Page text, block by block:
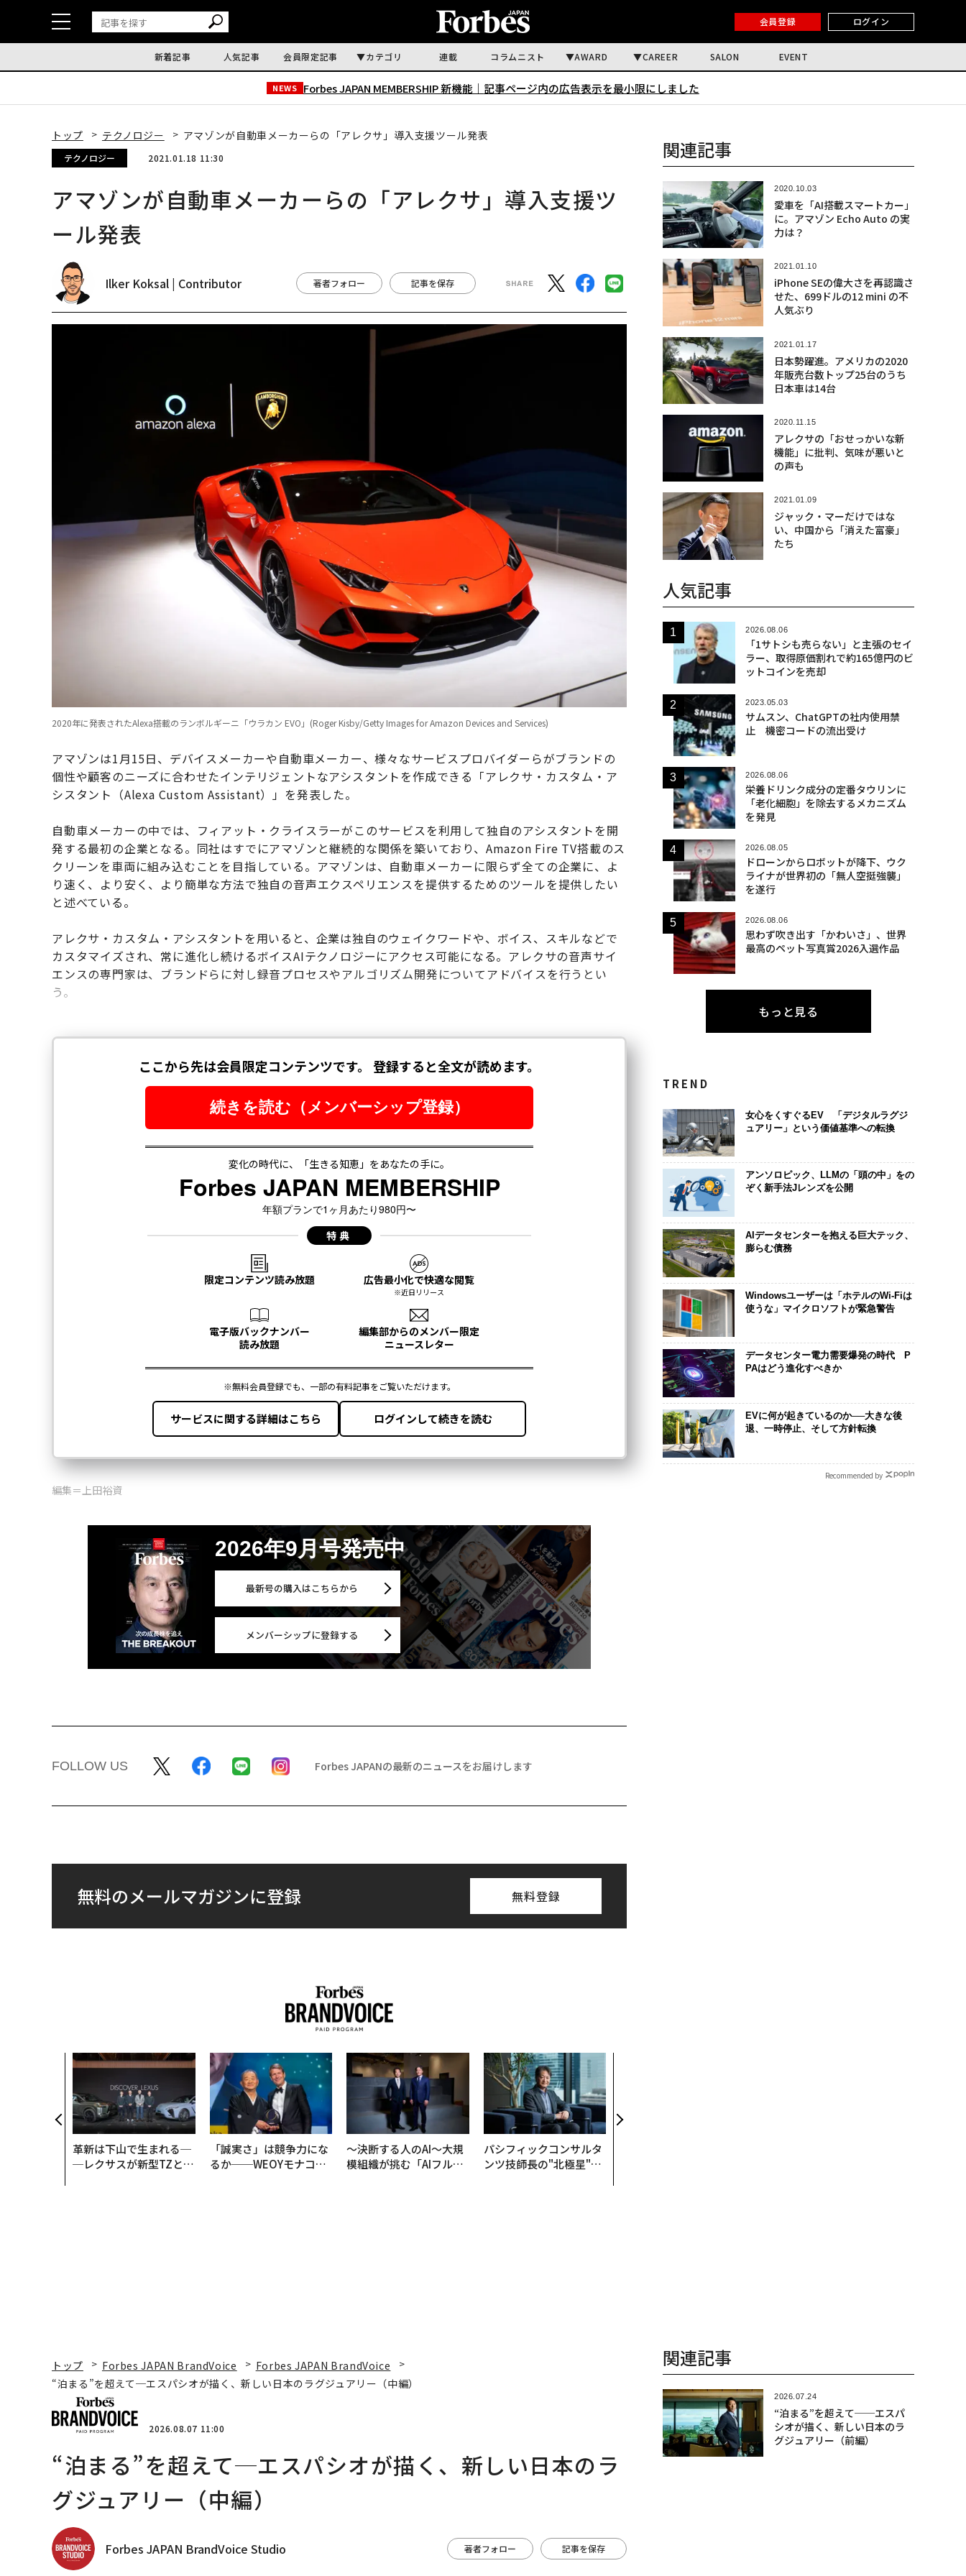
会員登録 ログイン
新着記事 人気記事 会員限定記事 カテゴリ 連載 コラムニスト AWARD CAREER SALON EVENT
NEWS Forbes JAPAN MEMBERSHIP 新機能｜ 記事ページ内の広告表示を最小限にしました
トップ テクノロジー アマゾンが自動車メーカーらの「アレクサ」導入支援ツール発表
テクノロジー 2021.01.18 11:30
アマゾンが自動車メーカーらの「アレクサ」導入支援ツ
ール発表
Ilker Koksal | Contributor 著者フォロー 記事を保存
2020年に発表されたAlexa搭載のランボルギーニ「ウラカン EVO」(Roger Kisby/Getty Images for Amazon Devices and Services)
アマゾンは1月15日、デバイスメーカーや自動車メーカー、様々なサービスプロバイダーらがブランドの
個性や顧客のニーズに合わせたインテリジェントなアシスタントを作成できる「アレクサ・カスタム・ア
シスタント（Alexa Custom Assistant）」を発表した。
自動車メーカーの中では、フィアット・クライスラーがこのサービスを利用して独自のアシスタントを開
発する最初の企業となる。同社はすでにアマゾンと継続的な関係を築いており、Amazon Fire TV搭載のス
クリーンを車両に組み込むことを目指している。アマゾンは、自動車メーカーに限らず全ての企業に、よ
り速く、より安く、より簡単な方法で独自の音声エクスペリエンスを提供するためのツールを提供したい
と述べている。
アレクサ・カスタム・アシスタントを用いると、企業は独自のウェイクワードや、ボイス、スキルなどで
カスタマイズされ、常に進化し続けるボイスAIテクノロジーにアクセス可能になる。アレクサの音声サイ
エンスの専門家は、ブランドらに対し録音プロセスやアルゴリズム開発についてアドバイスを行うとい
う。
編集＝上田裕資
2026年9月号発売中
最新号の購入はこちらから
メンバーシップに登録する
FOLLOW US Forbes JAPANの最新のニュースをお届けします
無料のメールマガジンに登録 無料登録
革新は下山で生まれる─
─レクサスが新型TZとE
「誠実さ」は競争力にな
るか──WEOYモナコで
〜決断する人のAI〜大規
模組織が挑む「AIフル実
パシフィックコンサルタ
ンツ技師長の"北極星"。
関連記事
2020.10.03
愛車を「AI搭載スマートカー」
に。アマゾン Echo Auto の実
力は？
2021.01.10
iPhone SEの偉大さを再認識さ
せた、699ドルの12 mini の不
人気ぶり
2021.01.17
日本勢躍進。アメリカの2020
年販売台数トップ25台のうち
日本車は14台
2020.11.15
アレクサの「おせっかいな新
機能」に批判、気味が悪いと
の声も
2021.01.09
ジャック・マーだけではな
い、中国から「消えた富豪」
たち
人気記事
2026.08.06
「1サトシも売らない」と主張のセイ
ラー、取得原価割れで約165億円のビ
ットコインを売却
2023.05.03
サムスン、ChatGPTの社内使用禁
止 機密コードの流出受け
2026.08.06
栄養ドリンク成分の定番タウリンに
「老化細胞」を除去するメカニズム
を発見
2026.08.05
ドローンからロボットが降下、ウク
ライナが世界初の「無人空挺強襲」
を遂行
2026.08.06
思わず吹き出す「かわいさ」、世界
最高のペット写真賞2026入選作品
もっと見る
TREND
女心をくすぐるEV 「デジタルラグジ
ュアリー」という価値基準への転換
アンソロピック、LLMの「頭の中」をの
ぞく新手法Jレンズを公開
AIデータセンターを抱える巨大テック、
膨らむ債務
Windowsユーザーは「ホテルのWi-Fiは
使うな」マイクロソフトが緊急警告
データセンター電力需要爆発の時代 P
PAはどう進化すべきか
EVに何が起きているのか──大きな後
退、一時停止、そして方針転換
Recommended by
トップ Forbes JAPAN BrandVoice
Forbes JAPAN BrandVoice
“泊まる”を超えて─エスパシオが描く、新しい日本のラグジュアリー（中編）
2026.08.07 11:00
“泊まる”を超えて─エスパシオが描く、新しい日本のラ
グジュアリー（中編）
Forbes JAPAN BrandVoice Studio 著者フォロー 記事を保存
関連記事
2026.07.24
“泊まる”を超えて──エスパ
シオが描く、新しい日本のラ
グジュアリー（前編）